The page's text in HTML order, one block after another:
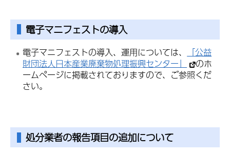
電子マニフェストの導入
電子マニフェストの導入、運用については、
「公益
財団法人日本産業廃棄物処理振興センター」
のホ
ームページに掲載されておりますので、ご参照くだ
さい。
処分業者の報告項目の追加について